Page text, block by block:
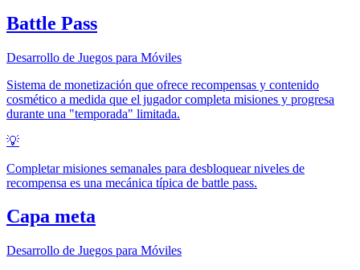
Battle Pass
Desarrollo de Juegos para Móviles
Sistema de monetización que ofrece recompensas y contenido
cosmético a medida que el jugador completa misiones y progresa
durante una "temporada" limitada.
💡
Completar misiones semanales para desbloquear niveles de
recompensa es una mecánica típica de battle pass.
Capa meta
Desarrollo de Juegos para Móviles